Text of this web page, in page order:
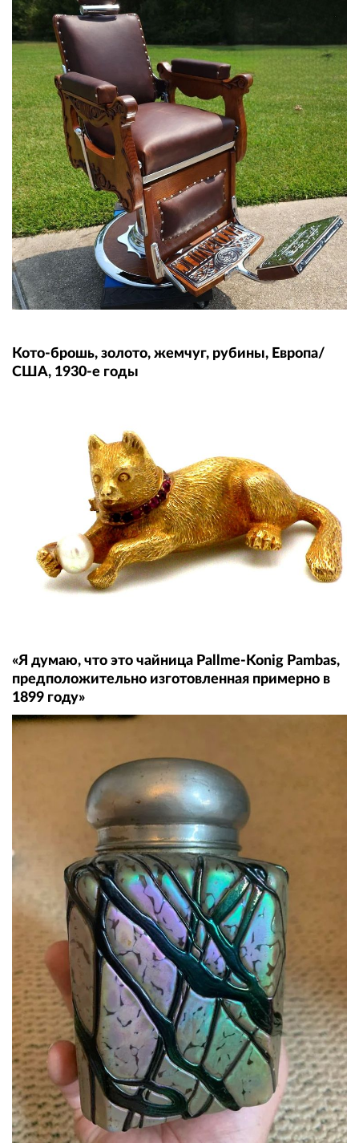
Кото-брошь, золото, жемчуг, рубины, Европа/
США, 1930-е годы
«Я думаю, что это чайница Pallme-Konig Pambas,
предположительно изготовленная ​​примерно в
1899 году»